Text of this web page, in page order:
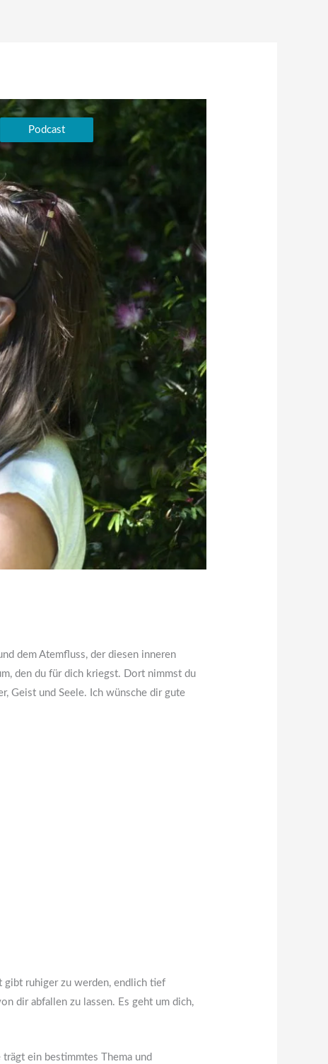
Podcast
dem Atemfluss, der diesen inneren
den du für dich kriegst. Dort nimmst du
Geist und Seele. Ich wünsche dir gute
gibt ruhiger zu werden, endlich tief
dir abfallen zu lassen. Es geht um dich,
ein bestimmtes Thema und